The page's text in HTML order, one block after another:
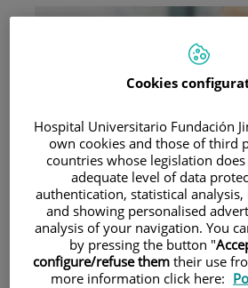
Pacientes y visitantes
Cookies
Hospital Universitario Fundación
own cookies and those of third
countries whose legislation
adequate level of data
authentication, statistical
and showing personalised
analysis of your navigation. You
by pressing the button "
configure/refuse them their use
more information click here: